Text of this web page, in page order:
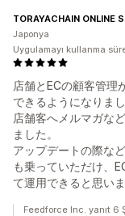
店舗とECの顧客管理
できるようになりまし
店舗客へメルマガな
ました。
アップデートの際な
も乗っていただけ、
て運用できると思いま
TORAYACHAIN ONLINE
Japonya
Uygulamayı kullanma
Feedforce Inc. yanıt 6